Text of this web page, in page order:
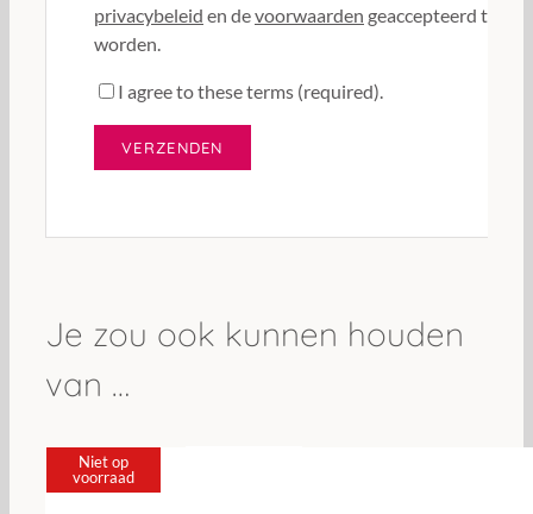
privacybeleid en devoorwaarden geaccepteerd te
worden.
I agree to these terms (required).
Je zou ook kunnen houden
van …
Niet op
voorraad